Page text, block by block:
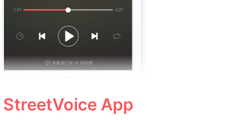
StreetVoice App